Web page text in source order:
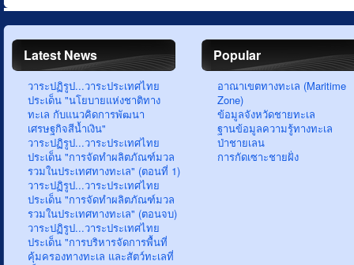
Latest News
วาระปฏิรูป...วาระประเทศไทย
ประเด็น "นโยบายแห่งชาติทาง
ทะเล กับแนวคิดการพัฒนา
เศรษฐกิจสีน้ำเงิน"
วาระปฏิรูป...วาระประเทศไทย
ประเด็น "การจัดทำผลิตภัณฑ์มวล
รวมในประเทศทางทะเล" (ตอนที่ 1)
วาระปฏิรูป...วาระประเทศไทย
ประเด็น "การจัดทำผลิตภัณฑ์มวล
รวมในประเทศทางทะเล" (ตอนจบ)
วาระปฏิรูป...วาระประเทศไทย
ประเด็น "การบริหารจัดการพื้นที่
คุ้มครองทางทะเล และสัตว์ทะเลที่
Popular
อาณาเขตทางทะเล (Maritime
Zone)
ข้อมูลจังหวัดชายทะเล
ฐานข้อมูลความรู้ทางทะเล
ป่าชายเลน
การกัดเซาะชายฝั่ง